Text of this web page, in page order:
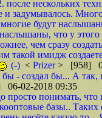
после нескольких
и задумывалось.
будут
что у
чем сразу
такой имидж
(-) < Prizer> [958]
бы - создал бы... А так,
06-02-2018 09:35
просто понимать, что
базы..